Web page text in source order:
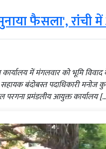
फैसला', रांची
कार्यालय में मंगलवार को भूमि
बंदोबस्त पदाधिकारी
प्रमंडलीय आयुक्त कार्यालय